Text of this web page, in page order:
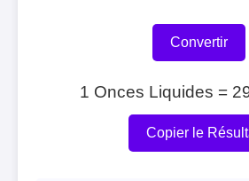
Convertir
1 Onces Liquides =
Copier le